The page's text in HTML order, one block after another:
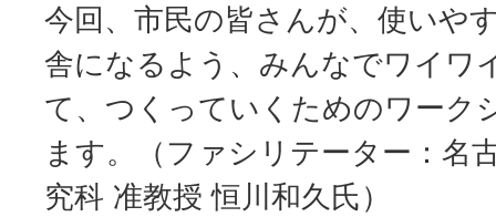
今回、市民の皆さんが、使いや
舎になるよう、みんなでワイワ
て、つくっていくためのワーク
ます。（ファシリテーター：名
究科 准教授 恒川和久氏）